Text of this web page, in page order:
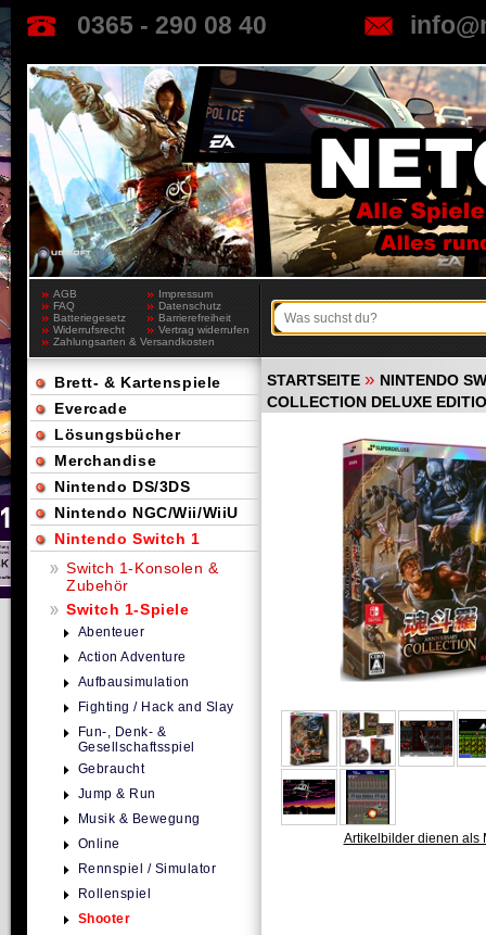
0365 - 290 08 40
AGB
Impressum
FAQ
Datenschutz
Batteriegesetz
Barrierefreiheit
Widerrufsrecht
Vertrag widerrufen
Zahlungsarten & Versandkosten
STARTSEITE » NINTENDO
COLLECTION DELUXE
Artikelbilder dienen als
Brett- & Kartenspiele
Evercade
Lösungsbücher
Merchandise
Nintendo DS/3DS
Nintendo NGC/Wii/WiiU
Nintendo Switch 1
Switch 1-Konsolen &
Zubehör
Switch 1-Spiele
Abenteuer
Action Adventure
Aufbausimulation
Fighting / Hack and Slay
Fun-, Denk- &
Gesellschaftsspiel
Gebraucht
Jump & Run
Musik & Bewegung
Online
Rennspiel / Simulator
Rollenspiel
Shooter